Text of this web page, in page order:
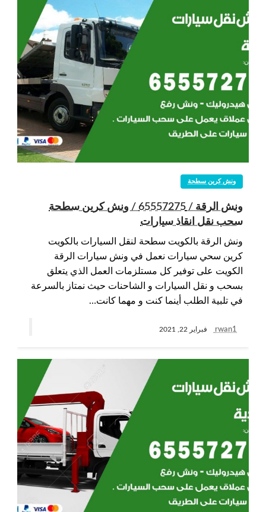
ونش كرين سطحة
ونش الرقة / 65557275 / ونش كرين سطحة
سحب نقل انقاذ سيارات
ونش الرقة بالكويت سطحة لنقل السيارات بالكويت
كرين سحي سيارات نعمل في ونش سيارات الرقة
الكويت على توفير كل مستلزمات العمل الذي يتعلق
بسحب و نقل السيارات و الشاحنات حيث نمتاز بالسرعة
في تلبية الطلب أينما كنت و مهما كانت…
rwan1 فبراير 22, 2021